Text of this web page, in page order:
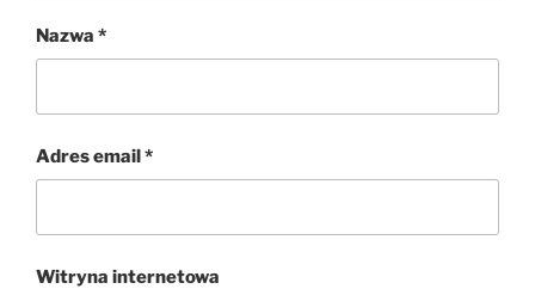
Nazwa *
Adres email*
Witryna internetowa